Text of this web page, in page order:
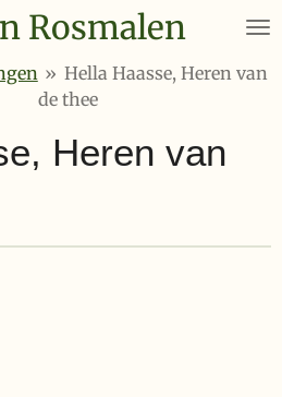
Rosmalen
» Hella Haasse, Heren van
de thee
Heren van